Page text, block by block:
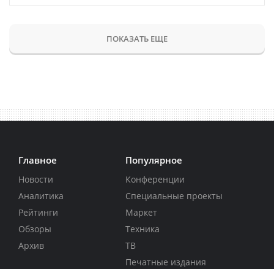
ПОКАЗАТЬ ЕЩЕ
Главное
Новости
Аналитика
Рейтинги
Обзоры
Архив
Популярное
Конференции
Специальные проекты
Маркет
Техника
ТВ
Печатные издания